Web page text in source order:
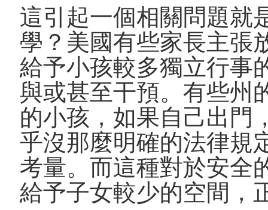
這引起一個相關問題就
學？美國有些家長主張
給予小孩較多獨立行事
與或甚至干預。有些州
的小孩，如果自己出門
乎沒那麼明確的法律規
考量。而這種對於安全
給予子女較少的空間，